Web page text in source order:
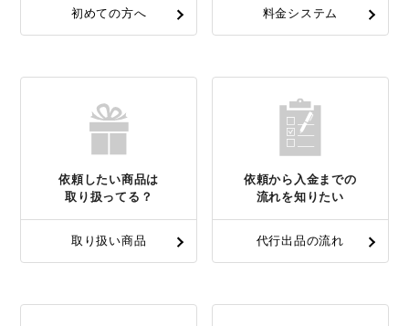
初めての方へ 料金システム
依頼したい商品は
取り扱ってる？
取り扱い商品
依頼から入金までの
流れを知りたい
代行出品の流れ